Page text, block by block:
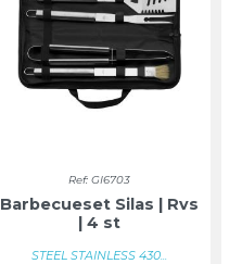
Ref: GI6703
Barbecueset Silas | Rvs
| 4 st
STEEL STAINLESS 430...